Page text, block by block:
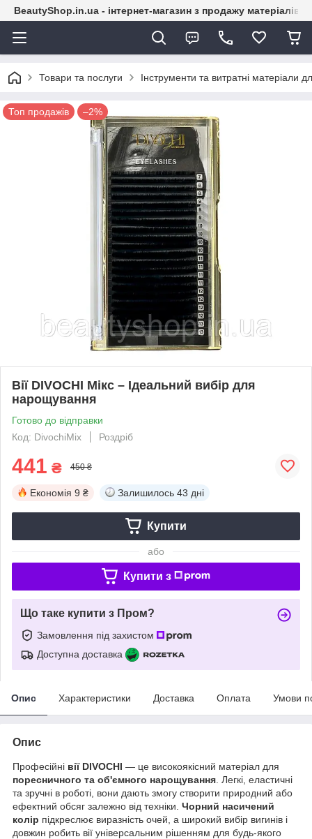
BeautyShop.in.ua - інтернет-магазин з продажу матеріалів
Товари та послуги Інструменти та витратні матеріали
Топ продажів –2%
Вії DIVOCHI Мікс – Ідеальний вибір для
нарощування
Готово до відправки
Код: DivochiMix
Роздріб
441 ₴ 450 ₴
Економія 9 ₴ Залишилось 43 дні
Купити
або
Купити з
Що таке купити з Пром?
Замовлення під захистом
Доступна доставка
Опис Характеристики Доставка Оплата Умови
Опис
Професійні вії DIVOCHI — це високоякісний матеріал для
поресничного та об'ємного нарощування . Легкі, еластичні
та зручні в роботі, вони дають змогу створити природний або
ефектний обсяг залежно від техніки. Чорний насичений
колір підкреслює виразність очей, а широкий вибір вигинів і
довжин робить вії універсальним рішенням для будь-якого